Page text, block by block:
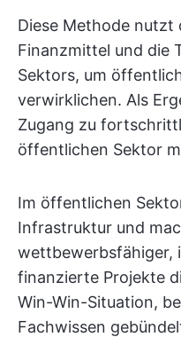
Diese Methode nutzt
Finanzmittel und die
Sektors, um
verwirklichen. Als
Zugang zu
öffentlichen Sektor
Im öffentlichen
Infrastruktur und
wettbewerbsfähiger,
finanzierte Projekte
Win-Win-Situation,
Fachwissen